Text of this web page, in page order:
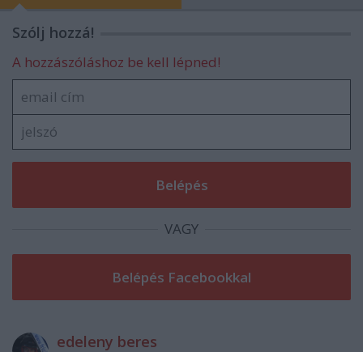
Szólj hozzá!
A hozzászóláshoz be kell lépned!
VAGY
edeleny beres